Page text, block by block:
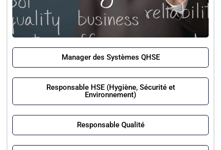
Manager des Systèmes QHSE
Responsable HSE (Hygiène, Sécurité et
Environnement)
Responsable Qualité